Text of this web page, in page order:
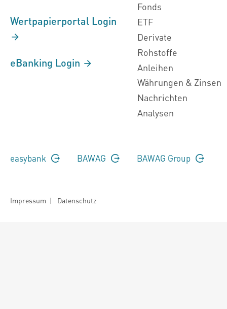
Wertpapierportal Login
eBanking Login
Fonds
ETF
Derivate
Rohstoffe
Anleihen
Währungen & Zinsen
Nachrichten
Analysen
easybank BAWAG BAWAG Group
Impressum | Datenschutz